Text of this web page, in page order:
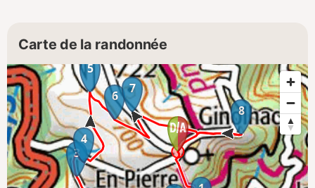
Carte de la randonnée
3
4
5
6
7
8